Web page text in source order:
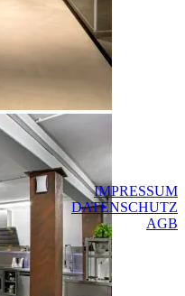
IMPRESSUM
DATENSCHUTZ
AGB